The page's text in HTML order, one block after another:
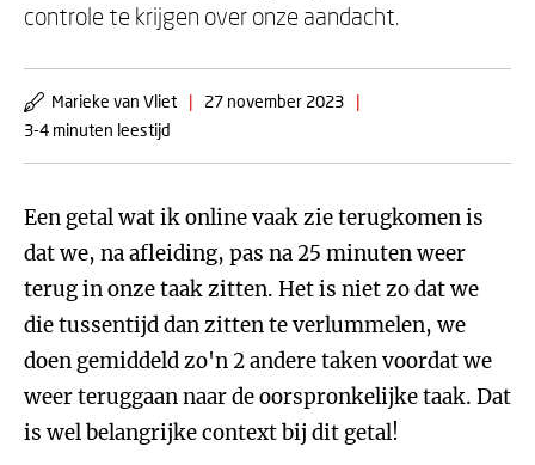
controle te krijgen over onze aandacht.
Marieke van Vliet | 27 november 2023
|
3-4 minuten leestijd
Een getal wat ik online vaak zie terugkomen is
dat we, na afleiding, pas na 25 minuten weer
terug in onze taak zitten. Het is niet zo dat we
die tussentijd dan zitten te verlummelen, we
doen gemiddeld zo'n 2 andere taken voordat we
weer teruggaan naar de oorspronkelijke taak. Dat
is wel belangrijke context bij dit getal!